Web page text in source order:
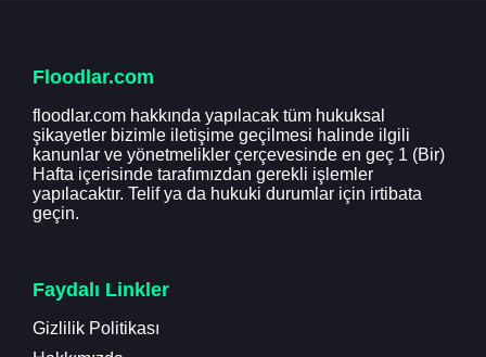
Floodlar.com
floodlar.com hakkında yapılacak tüm hukuksal
şikayetler bizimle iletişime geçilmesi halinde ilgili
kanunlar ve yönetmelikler çerçevesinde en geç 1 (Bir)
Hafta içerisinde tarafımızdan gerekli işlemler
yapılacaktır. Telif ya da hukuki durumlar için irtibata
geçin.
Faydalı Linkler
Gizlilik Politikası